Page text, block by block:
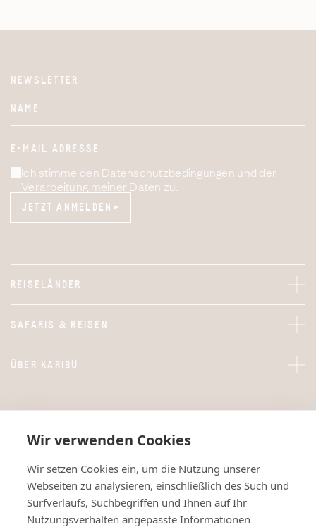
Wir verwenden Cookies
Wir setzen Cookies ein, um die Nutzung unserer
Webseiten zu analysieren, einschließlich des Such und
Surfverlaufs, Suchbegriffen und Ihnen auf Ihr
Nutzungsverhalten angepasste Informationen
NEWSLETTER
NAME
E-MAIL ADRESSE
Ich stimme den Datenschutzbedingungen und der
Verarbeitung meiner Daten zu.
JETZT ANMELDEN
JETZT ANMELDEN
REISELÄNDER
SAFARIS & REISEN
ÜBER KARIBU